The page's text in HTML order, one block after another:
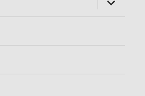
öffnen